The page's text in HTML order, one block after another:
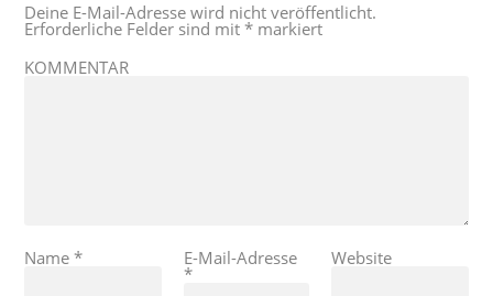
Deine E-Mail-Adresse wird nicht veröffentlicht.
Erforderliche Felder sind mit* markiert
KOMMENTAR
Name* E-Mail-Adresse
*
Website